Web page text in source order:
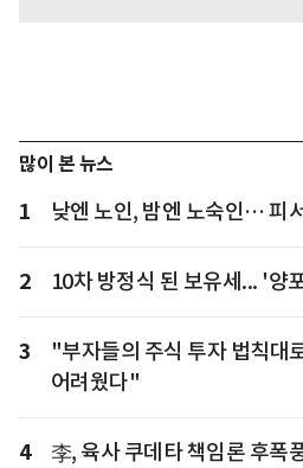
많이 본 뉴스
1 낮엔 노인, 밤엔 노숙인… 피
2 10차 방정식 된 보유세... '양
3
"부자들의 주식 투자 법칙대
어려웠다"
4
李, 육사 쿠데타 책임론 후폭